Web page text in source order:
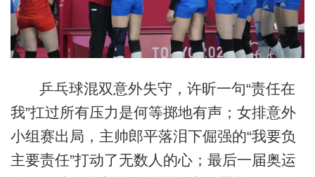
乒乓球混双意外失守，许昕一句“责任在
我”扛过所有压力是何等掷地有声；女排意外
小组赛出局，主帅郎平落泪下倔强的“我要负
主要责任”打动了无数人的心；最后一届奥运